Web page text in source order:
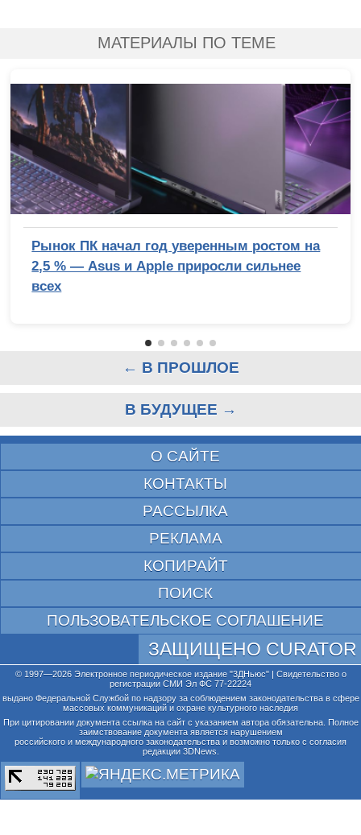
МАТЕРИАЛЫ ПО ТЕМЕ
Рынок ПК начал год уверенным ростом на
2,5 % — Asus и Apple приросли сильнее
всех
← В ПРОШЛОЕ
В БУДУЩЕЕ →
О САЙТЕ
КОНТАКТЫ
РАССЫЛКА
РЕКЛАМА
КОПИРАЙТ
ПОИСК
ПОЛЬЗОВАТЕЛЬСКОЕ СОГЛАШЕНИЕ
ЗАЩИЩЕНО CURATOR
© 1997—2026 Электронное периодическое издание "3ДНьюс" | Свидетельство о
регистрации СМИ Эл ФС 77-22224
выдано Федеральной Службой по надзору за соблюдением законодательства в сфере
массовых коммуникаций и охране культурного наследия
При цитировании документа ссылка на сайт с указанием автора обязательна. Полное
заимствование документа является нарушением
российского и международного законодательства и возможно только с согласия
редакции 3DNews.